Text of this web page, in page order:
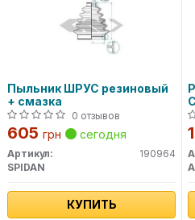
Пыльник ШРУС резиновый
+ смазка
0 отзывов
605 грн сегодня
Артикул:
190964
SPIDAN
КУПИТЬ